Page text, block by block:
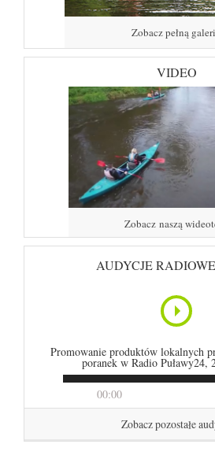
Zobacz pełną
VIDEO
Zobacz naszą
AUDYCJE
00:00
Promowanie produktów lokalnych
poranek w Radio Puławy24,
Zobacz pozostałe